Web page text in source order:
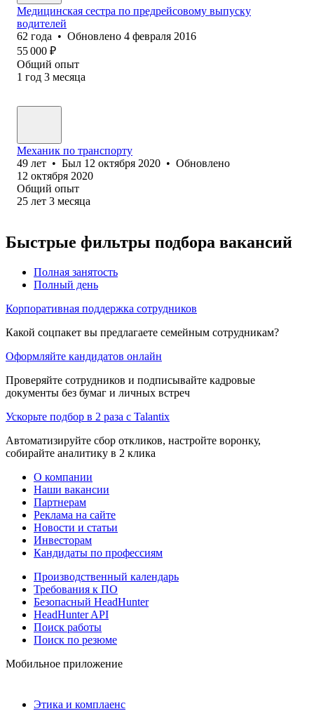
Медицинская сестра по предрейсовому выпуску
водителей
62 года • Обновлено 4 февраля 2016
55 000 ₽
Общий опыт
1 год 3 месяца
Механик по транспорту
49 лет • Был 12 октября 2020 • Обновлено
12 октября 2020
Общий опыт
25 лет 3 месяца
Быстрые фильтры подбора вакансий
Полная занятость
Полный день
Корпоративная поддержка сотрудников
Какой соцпакет вы предлагаете семейным сотрудникам?
Оформляйте кандидатов онлайн
Проверяйте сотрудников и подписывайте кадровые
документы без бумаг и личных встреч
Ускорьте подбор в 2 раза с Talantix
Автоматизируйте сбор откликов, настройте воронку,
собирайте аналитику в 2 клика
О компании
Наши вакансии
Партнерам
Реклама на сайте
Новости и статьи
Инвесторам
Кандидаты по профессиям
Производственный календарь
Требования к ПО
Безопасный HeadHunter
HeadHunter API
Поиск работы
Поиск по резюме
Мобильное приложение
Этика и комплаенс